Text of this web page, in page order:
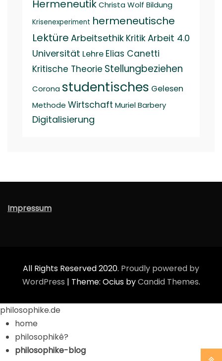
HermeneutikChrista Wolf Bildung
Krisenexperiment hermeneutische
Lektüre Arbeitsethik KritikArbeit 4.0
Universität Lehre Elias Canetti
Kritische Theorie Stellungbeziehen
Corona studentisches Gelesen
Methode Wirtschaft Muriel Barbery
Digitalisierung
Impressum
All Rights Reserved 2020. Proudly powered by
WordPress | Theme: Ocius byCandid Themes.
philosophike.de
home
philosophikê?
philosophike-blog